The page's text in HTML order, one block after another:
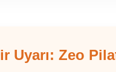
Uyarı: Zeo